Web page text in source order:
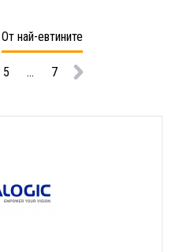
От най-евтините
5 ... 7